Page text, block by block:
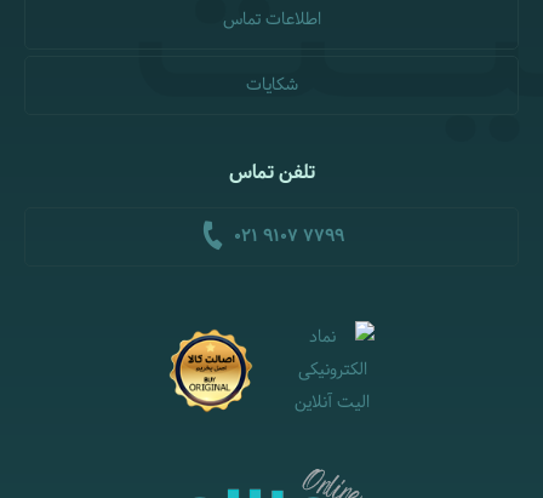
اطلاعات تماس
شکایات
تلفن تماس
021 9107 7799